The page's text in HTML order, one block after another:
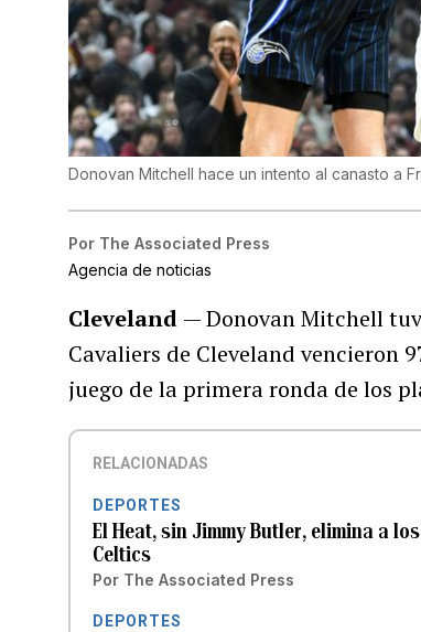
Donovan Mitchell hace un intento al canasto a
Por The Associated Press
Agencia de noticias
Cleveland — Donovan Mitchell
Cavaliers de Cleveland vencieron
juego de la primera ronda de los
RELACIONADAS
DEPORTES
El Heat, sin Jimmy Butler, elimina a
Celtics
Por The Associated Press
DEPORTES